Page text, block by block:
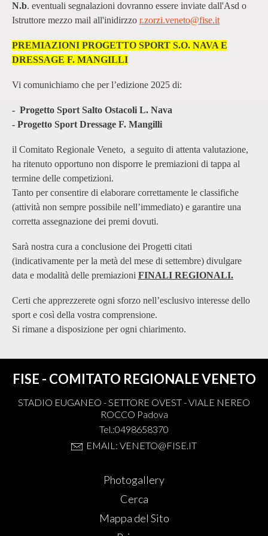
N.b. eventuali segnalazioni dovranno essere inviate dall'Asd o
Istruttore mezzo mail all'inidirzzo r.zorzi.veneto@fise.it
PREMIAZIONI PROGETTO SPORT S.O. NAVA E
DRESSAGE F. MANGILLI
Vi comunichiamo che per l’edizione 2025 di:
- Progetto Sport Salto Ostacoli L. Nava
- Progetto Sport Dressage F. Mangilli
il Comitato Regionale Veneto, a seguito di attenta valutazione,
ha ritenuto opportuno non disporre le premiazioni di tappa al
termine delle competizioni.
Tanto per consentire di elaborare correttamente le classifiche
(attività non sempre possibile nell’immediato) e garantire una
corretta assegnazione dei premi dovuti.
Sarà nostra cura a conclusione dei Progetti citati
(indicativamente per la metà del mese di settembre) divulgare
data e modalità delle premiazioni FINALI REGIONALI.
Certi che apprezzerete ogni sforzo nell’esclusivo interesse dello
sport e così della vostra comprensione.
Si rimane a disposizione per ogni chiarimento.
FISE - COMITATO REGIONALE VENETO
STADIO EUGANEO - SETTORE OVEST - VIALE NEREO
ROCCO Padova
Tel.:0498658370
EMAIL: VENETO@FISE.IT
Photogallery
Cerca
Mappa del Sito